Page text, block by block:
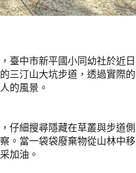
臺中市新平國小同幼社於近日
三汀山大坑步道，透過實際的
的風景。
仔細搜尋隱藏在草叢與步道側
。當一袋袋廢棄物從山林中移
加油。